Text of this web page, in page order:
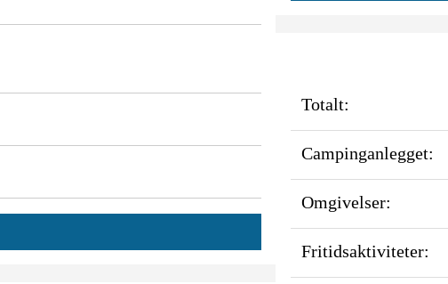
Totalt:
Campinganlegget:
Omgivelser:
Fritidsaktiviteter: